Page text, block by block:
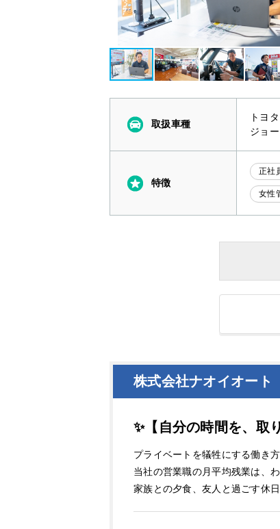
取扱車種
トヨ
ジョ
特徴
正社
女性
株式会社ナオイオー
✨【自分の時間を、取
プライベートを犠牲にする働き
当社の営業職の月平均残業は、
家族との夕食、友人と過ごす休